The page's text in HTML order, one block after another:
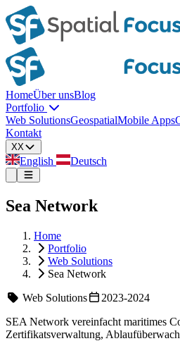
HomeÜber unsBlog
Portfolio
Web SolutionsGeospatialMobile Apps
Kontakt
XX
English Deutsch
Sea Network
Home
Portfolio
Web Solutions
Sea Network
Web Solutions
2023-2024
SEA Network vereinfacht maritimes
Zertifikatsverwaltung,